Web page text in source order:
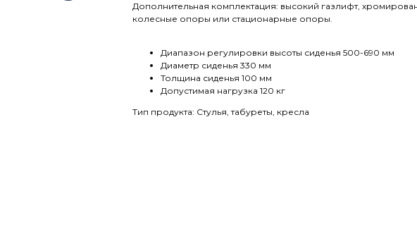
Дополнительная комплектация: высокий газлифт,
колесные опоры или стационарные опоры.
Диапазон регулировки высоты сиденья 500-690 мм
Диаметр сиденья 330 мм
Толщина сиденья 100 мм
Допустимая нагрузка 120 кг
Тип продукта: Стулья, табуреты, кресла